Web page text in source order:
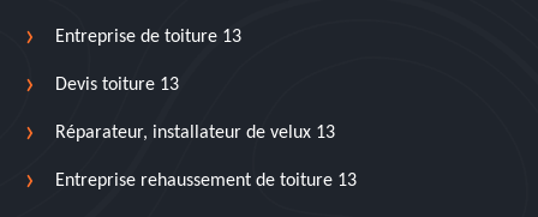
Entreprise de toiture 13
Devis toiture 13
Réparateur, installateur de velux 13
Entreprise rehaussement de toiture 13